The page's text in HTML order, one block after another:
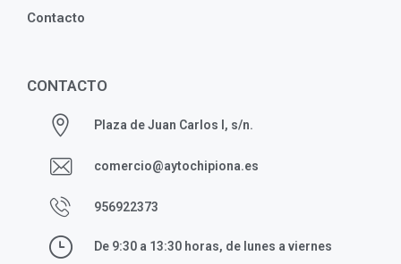
Contacto
CONTACTO
Plaza de Juan Carlos I, s/n.
comercio@aytochipiona.es
956922373
De 9:30 a 13:30 horas, de lunes a viernes